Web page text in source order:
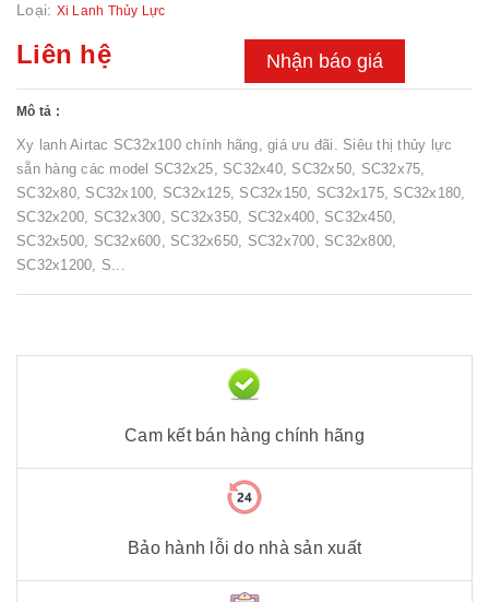
Loại: Xi Lanh Thủy Lực
Liên hệ Nhận báo giá
Mô tả :
Xy lanh Airtac SC32x100 chính hãng, giá ưu đãi. Siêu thị thủy lực
sẵn hàng các model SC32x25, SC32x40, SC32x50, SC32x75,
SC32x80, SC32x100, SC32x125, SC32x150, SC32x175, SC32x180,
SC32x200, SC32x300, SC32x350, SC32x400, SC32x450,
SC32x500, SC32x600, SC32x650, SC32x700, SC32x800,
SC32x1200, S...
Cam kết bán hàng chính hãng
Bảo hành lỗi do nhà sản xuất